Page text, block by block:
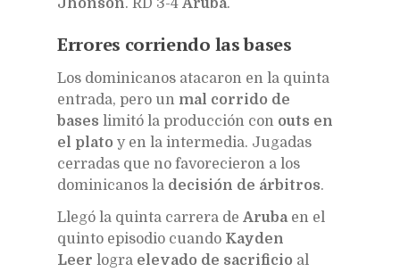
Errores corriendo las bases
Los dominicanos atacaron en la quinta
entrada, pero un mal corrido de
bases limitó la producción con outs en
el plato y en la intermedia. Jugadas
cerradas que no favorecieron a los
dominicanos la decisión de árbitros.
Llegó la quinta carrera de Aruba en el
quinto episodio cuando Kayden
Leer logra elevado de sacrificio al